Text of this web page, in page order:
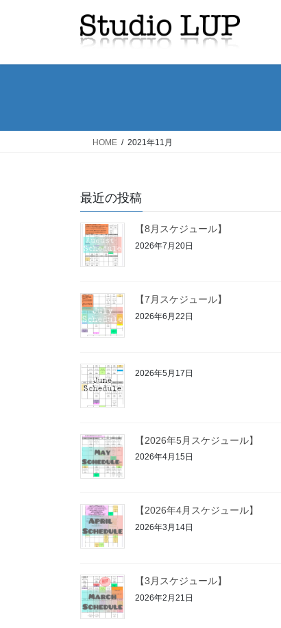
HOME 2021年11月
最近の投稿
【8月スケジュール】
2026年7月20日
【7月スケジュール】
2026年6月22日
2026年5月17日
【2026年5月スケジュール】
2026年4月15日
【2026年4月スケジュール】
2026年3月14日
【3月スケジュール】
2026年2月21日